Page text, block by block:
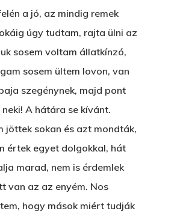
a jó, az mindig remek
úgy tudtam, rajta ülni az
sosem voltam állatkínzó,
sosem ültem lovon, van
szegénynek, majd pont
A hátára se kívánt.
jöttek sokan és azt mondták,
értek egyet dolgokkal, hát
marad, nem is érdemlek
van az az enyém. Nos
hogy mások miért tudják